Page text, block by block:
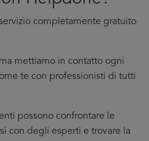
completamente gratuito
mettiamo in contatto ogni
te con professionisti di tutti
possono confrontare le
con degli esperti e trovare la